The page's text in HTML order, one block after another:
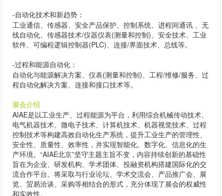
-自动化技术和新趋势 ：
工业通信、传感器、安全产品保护、控制系统、进程间通讯 、无
线自动化、传感器技术/仪器仪表(测量和控制)、安全技术、工业
软件、可编程逻辑控制器(PLC)、连接/界面技术、总线等。
-过程和能源自动化 ：
自动化与能源解决方案、仪表(测量和控制)、工程/维修/服务、过
程自动化解决方案、连接和接口技术等。
展会介绍
AIAE是以工业生产、过程能源为平台，利用综合机械传动技术、
电气机器技术、微电子技术、计算机技术、机器视觉技术、过程
控制技术等构建高效自动化生产系统，提升工业生产的管理性、
安全性、质量性、效率性，并实现智能化、数字化、信息化的生
产环境。“AIAE北京”坚守主题主旨不变，内容持续创新的基础性
旨在为企业、研发机构、学术团体、投融资机构搭建国际化的交
流合作平台。将采取与行业论坛、学术交流会、产品推广会、展
览、贸易洽谈、采购等相结合的形式，充分体现了展会的权威性
和实效性。